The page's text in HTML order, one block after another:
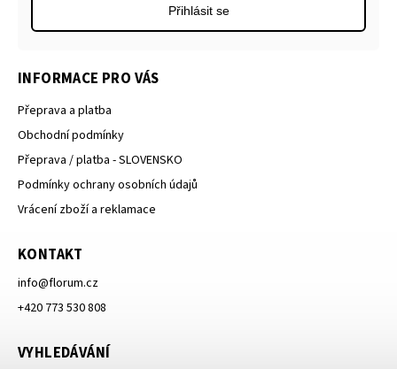
Přihlásit se
INFORMACE PRO VÁS
Přeprava a platba
Obchodní podmínky
Přeprava / platba - SLOVENSKO
Podmínky ochrany osobních údajů
Vrácení zboží a reklamace
KONTAKT
info@florum.cz
+420 773 530 808
VYHLEDÁVÁNÍ